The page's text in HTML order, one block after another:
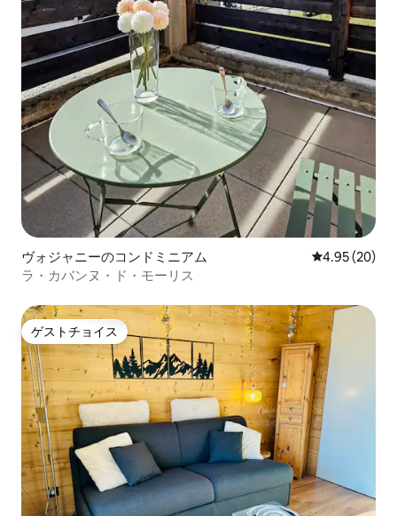
ヴォジャニーのコンドミニアム レビュー20
4.95 (20)
ラ・カバンヌ・ド・モーリス
ゲストチョイス
ゲストチョイス